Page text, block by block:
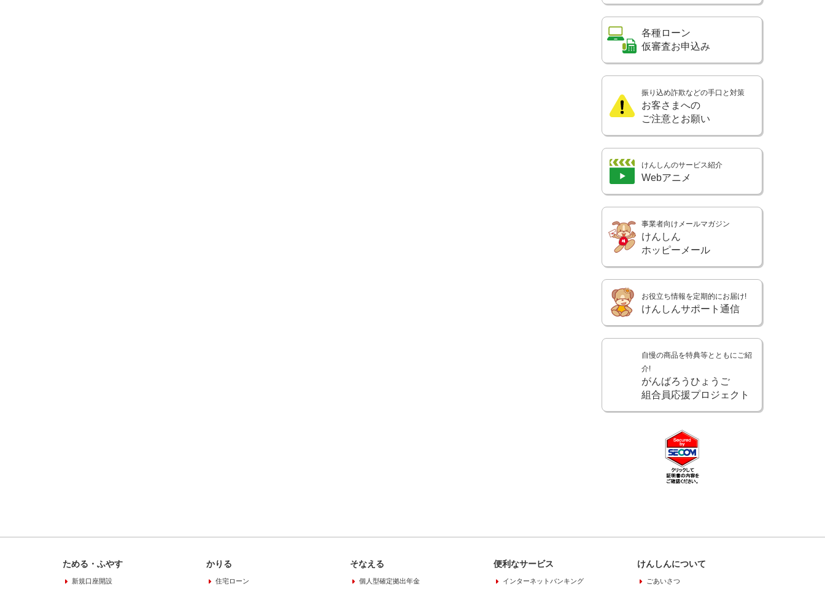
各種ローン
仮審査お申込み
振り込め詐欺などの手口と対策
お客さまへの
ご注意とお願い
けんしんのサービス紹介
Webアニメ
事業者向けメールマガジン
けんしん
ホッピーメール
お役立ち情報を定期的にお届け!
けんしんサポート通信
自慢の商品を特典等とともにご紹
介!
がんばろうひょうご
組合員応援プロジェクト
ためる・ふやす
新規口座開設
かりる
住宅ローン
そなえる
個人型確定拠出年金
便利なサービス
インターネットバンキング
けんしんについて
ごあいさつ